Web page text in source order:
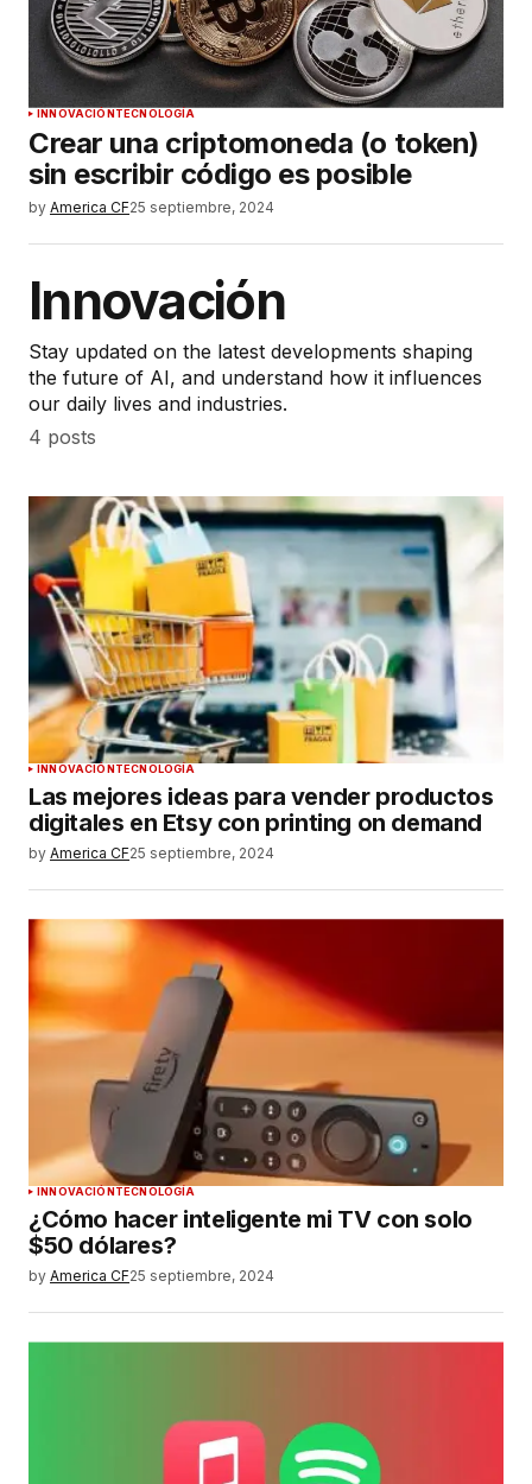
INNOVACIÓNTECNOLOGÍA
Crear una criptomoneda (o token)
sin escribir código es posible
by America CF25 septiembre, 2024
Innovación
Stay updated on the latest developments shaping
the future of AI, and understand how it influences
our daily lives and industries.
4 posts
INNOVACIÓNTECNOLOGÍA
Las mejores ideas para vender productos
digitales en Etsy con printing on demand
by America CF25 septiembre, 2024
INNOVACIÓNTECNOLOGÍA
¿Cómo hacer inteligente mi TV con solo
$50 dólares?
by America CF25 septiembre, 2024